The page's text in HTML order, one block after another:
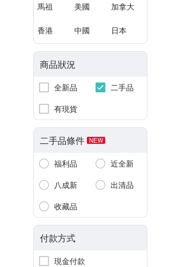
馬祖 美國 加拿大
香港 中國 日本
商品狀況
全新品
二手品
有現貨
二手品條件 NEW
福利品
近全新
八成新
出清品
收藏品
付款方式
現金付款